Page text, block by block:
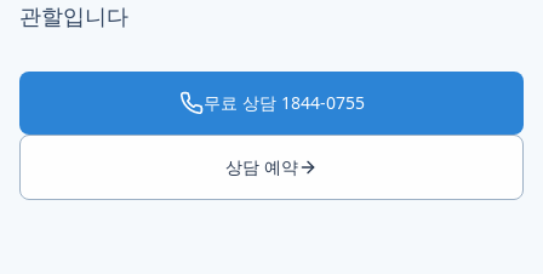
관할입니다
무료 상담 1844-0755
상담 예약